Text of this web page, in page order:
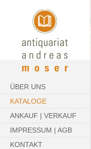
ÜBER UNS
KATALOGE
ANKAUF | VERKAUF
IMPRESSUM | AGB
KONTAKT